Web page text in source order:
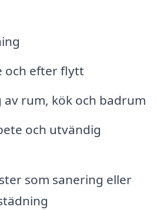
och efter flytt
av rum, kök och badrum
och utvändig
som sanering eller